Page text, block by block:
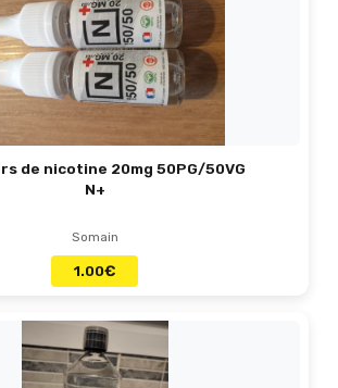
de nicotine 20mg 50PG/50VG
N+
Somain
1.00€